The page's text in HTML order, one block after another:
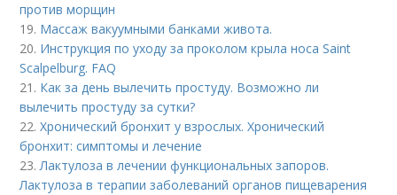
против морщин
19. Массаж вакуумными банками живота.
20. Инструкция по уходу за проколом крыла носа Saint
Scalpelburg. FAQ
21. Как за день вылечить простуду. Возможно ли
вылечить простуду за сутки?
22.Хронический бронхит у взрослых. Хронический
бронхит: симптомы и лечение
23.Лактулоза в лечении функциональных запоров.
Лактулоза в терапии заболеваний органов пищеварения